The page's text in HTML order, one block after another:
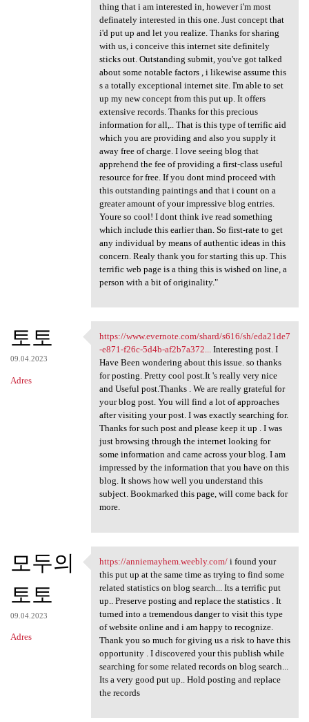
thing that i am interested in, however i'm most
definately interested in this one. Just concept that
i'd put up and let you realize. Thanks for sharing
with us, i conceive this internet site definitely
sticks out. Outstanding submit, you've got talked
about some notable factors , i likewise assume this
s a totally exceptional internet site. I'm able to set
up my new concept from this put up. It offers
extensive records. Thanks for this precious
information for all,.. That is this type of terrific aid
which you are providing and also you supply it
away free of charge. I love seeing blog that
apprehend the fee of providing a first-class useful
resource for free. If you dont mind proceed with
this outstanding paintings and that i count on a
greater amount of your impressive blog entries.
Youre so cool! I dont think ive read something
which include this earlier than. So first-rate to get
any individual by means of authentic ideas in this
concern. Realy thank you for starting this up. This
terrific web page is a thing this is wished on line, a
person with a bit of originality."
토토
09.04.2023
Adres
https://www.evernote.com
https://www.evernote.com/shard/s616/sh/eda21de7
-e871-f26c-5d4b-af2b7a372...Interesting post. I
Have Been wondering about this issue. so thanks
for posting. Pretty cool post.It 's really very nice
and Useful post.Thanks . We are really grateful for
your blog post. You will find a lot of approaches
after visiting your post. I was exactly searching for.
Thanks for such post and please keep it up . I was
just browsing through the internet looking for
some information and came across your blog. I am
impressed by the information that you have on this
blog. It shows how well you understand this
subject. Bookmarked this page, will come back for
more.
모두의
토토
09.04.2023
Adres
https://anniemayhem.weebly
https://anniemayhem.weebly.com/i found your
this put up at the same time as trying to find some
related statistics on blog search... Its a terrific put
up.. Preserve posting and replace the statistics . It
turned into a tremendous danger to visit this type
of website online and i am happy to recognize.
Thank you so much for giving us a risk to have this
opportunity . I discovered your this publish while
searching for some related records on blog search...
Its a very good put up.. Hold posting and replace
the records